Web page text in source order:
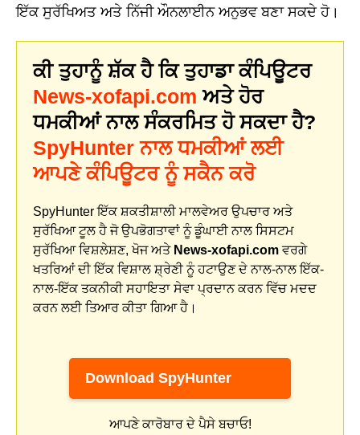
ਇੱਕ ਸੁਰੱਖਿਅਤ ਅਤੇ ਨਿੱਜੀ ਔਨਲਾਈਨ ਅਨੁਭਵ ਬਣਾ ਸਕਦੇ ਹੋ।
ਕੀ ਤੁਹਾਨੂੰ ਸ਼ੱਕ ਹੈ ਕਿ ਤੁਹਾਡਾ ਕੰਪਿਊਟਰ
News-xofapi.com ਅਤੇ ਹੋਰ
ਧਮਕੀਆਂ ਨਾਲ ਸੰਕਰਮਿਤ ਹੋ ਸਕਦਾ ਹੈ?
SpyHunter ਨਾਲ ਧਮਕੀਆਂ ਲਈ
ਆਪਣੇ ਕੰਪਿਊਟਰ ਨੂੰ ਸਕੈਨ ਕਰੋ
SpyHunter ਇੱਕ ਸ਼ਕਤੀਸ਼ਾਲੀ ਮਾਲਵੇਅਰ ਉਪਚਾਰ ਅਤੇ
ਸੁਰੱਖਿਆ ਟੂਲ ਹੈ ਜੋ ਉਪਭੋਗਤਾਵਾਂ ਨੂੰ ਡੂੰਘਾਈ ਨਾਲ ਸਿਸਟਮ
ਸੁਰੱਖਿਆ ਵਿਸ਼ਲੇਸ਼ਣ, ਖੋਜ ਅਤੇ News-xofapi.com ਵਰਗੇ
ਖਤਰਿਆਂ ਦੀ ਇੱਕ ਵਿਸ਼ਾਲ ਸ਼੍ਰੇਣੀ ਨੂੰ ਹਟਾਉਣ ਦੇ ਨਾਲ-ਨਾਲ ਇੱਕ-
ਨਾਲ-ਇੱਕ ਤਕਨੀਕੀ ਸਹਾਇਤਾ ਸੇਵਾ ਪ੍ਰਦਾਨ ਕਰਨ ਵਿੱਚ ਮਦਦ
ਕਰਨ ਲਈ ਤਿਆਰ ਕੀਤਾ ਗਿਆ ਹੈ।
Download SpyHunter
ਆਪਣੇ ਕਾਰੋਬਾਰ ਦੇ ਪੈਸੇ ਬਚਾਓ!